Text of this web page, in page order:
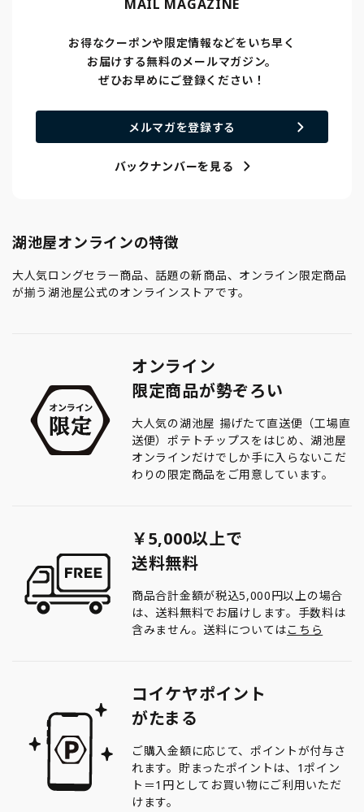
MAIL MAGAZINE
お得なクーポンや限定情報などをいち早く
お届けする無料のメールマガジン。
ぜひお早めにご登録ください！
メルマガを登録する
バックナンバーを見る
湖池屋オンラインの特徴
大人気ロングセラー商品、話題の新商品、オンライン限定商品
が揃う湖池屋公式のオンラインストアです。
オンライン
限定商品が勢ぞろい
大人気の湖池屋 揚げたて直送便（工場直
送便）ポテトチップスをはじめ、湖池屋
オンラインだけでしか手に入らないこだ
わりの限定商品をご用意しています。
￥5,000以上で
送料無料
商品合計金額が税込5,000円以上の場合
は、送料無料でお届けします。手数料は
含みません。送料についてはこちら
コイケヤポイント
がたまる
ご購入金額に応じて、ポイントが付与さ
れます。貯まったポイントは、1ポイン
ト＝1円としてお買い物にご利用いただ
けます。